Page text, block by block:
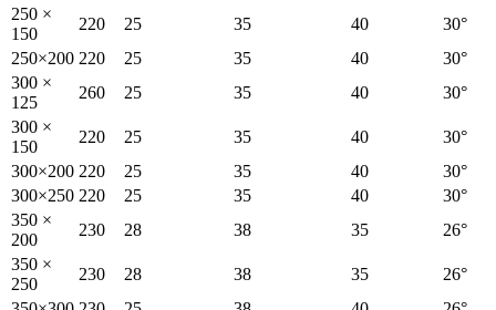
250 ×
150
220 25 35 40
30°
250×200 220 25 35 40
30°
300 ×
125
260 25 35 40
30°
300 ×
150
220 25 35 40
30°
300×200 220 25 35 40
30°
300×250 220 25 35 40
30°
350 ×
200
230 28 38 35
26°
350 ×
250
230 28 38 35
26°